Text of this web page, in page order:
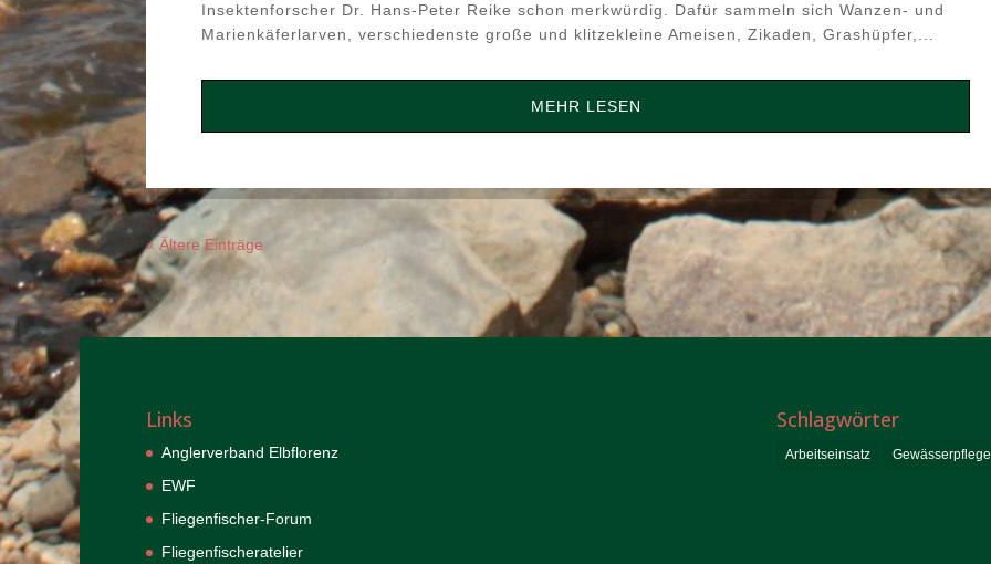
Insektenforscher Dr. Hans-Peter Reike schon merkwürdig. Dafür sammeln sich Wanzen- und
Marienkäferlarven, verschiedenste große und klitzekleine Ameisen, Zikaden, Grashüpfer,...
MEHR LESEN
« Ältere Einträge
Links
Anglerverband Elbflorenz
EWF
Fliegenfischer-Forum
Fliegenfischeratelier
Schlagwörter
Arbeitseinsatz Gewässerpflege